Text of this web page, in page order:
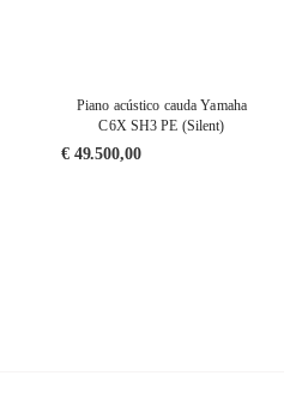
Piano acústico cauda Yamaha
C6X SH3 PE (Silent)
€49.500,00